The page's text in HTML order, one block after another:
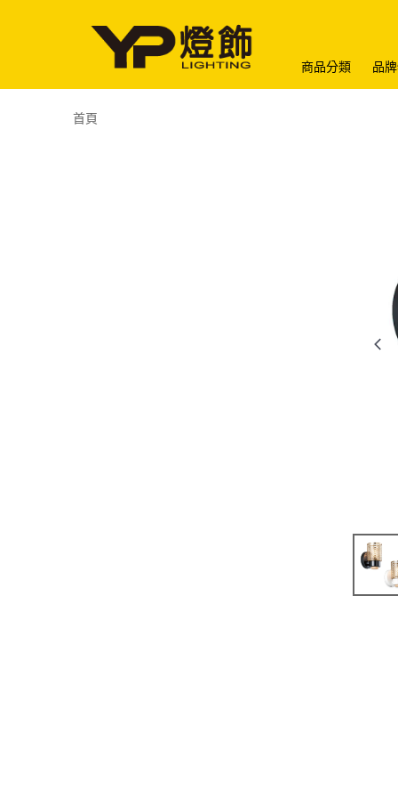
商品分類 品
首頁